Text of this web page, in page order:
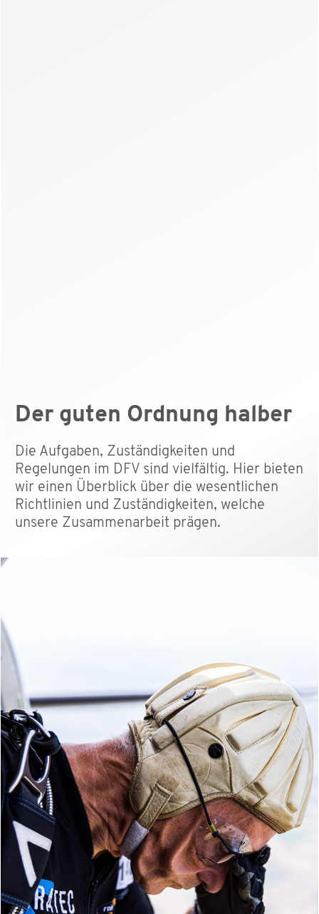
Der guten Ordnung halber
Die Aufgaben, Zuständigkeiten und
Regelungen im DFV sind vielfältig. Hier bieten
wir einen Überblick über die wesentlichen
Richtlinien und Zuständigkeiten, welche
unsere Zusammenarbeit prägen.